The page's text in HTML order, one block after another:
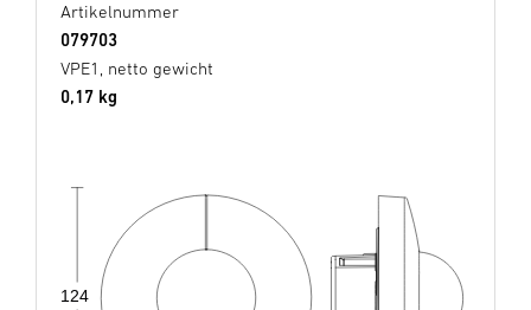
Artikelnummer
079703
VPE1, netto gewicht
0,17 kg
124